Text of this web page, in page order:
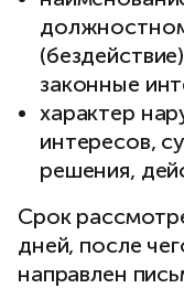
законные
характер
интересов,
решения,
Срок
дней, после
направлен